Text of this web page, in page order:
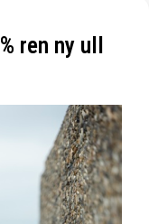
ren ny ull